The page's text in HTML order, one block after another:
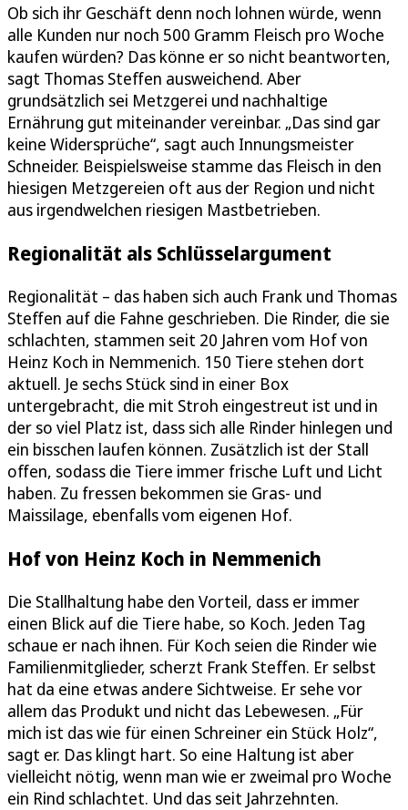
Ob sich ihr Geschäft denn noch lohnen würde, wenn
alle Kunden nur noch 500 Gramm Fleisch pro Woche
kaufen würden? Das könne er so nicht beantworten,
sagt Thomas Steffen ausweichend. Aber
grundsätzlich sei Metzgerei und nachhaltige
Ernährung gut miteinander vereinbar. „Das sind gar
keine Widersprüche“, sagt auch Innungsmeister
Schneider. Beispielsweise stamme das Fleisch in den
hiesigen Metzgereien oft aus der Region und nicht
aus irgendwelchen riesigen Mastbetrieben.
Regionalität als Schlüsselargument
Regionalität – das haben sich auch Frank und Thomas
Steffen auf die Fahne geschrieben. Die Rinder, die sie
schlachten, stammen seit 20 Jahren vom Hof von
Heinz Koch in Nemmenich. 150 Tiere stehen dort
aktuell. Je sechs Stück sind in einer Box
untergebracht, die mit Stroh eingestreut ist und in
der so viel Platz ist, dass sich alle Rinder hinlegen und
ein bisschen laufen können. Zusätzlich ist der Stall
offen, sodass die Tiere immer frische Luft und Licht
haben. Zu fressen bekommen sie Gras- und
Maissilage, ebenfalls vom eigenen Hof.
Hof von Heinz Koch in Nemmenich
Die Stallhaltung habe den Vorteil, dass er immer
einen Blick auf die Tiere habe, so Koch. Jeden Tag
schaue er nach ihnen. Für Koch seien die Rinder wie
Familienmitglieder, scherzt Frank Steffen. Er selbst
hat da eine etwas andere Sichtweise. Er sehe vor
allem das Produkt und nicht das Lebewesen. „Für
mich ist das wie für einen Schreiner ein Stück Holz“,
sagt er. Das klingt hart. So eine Haltung ist aber
vielleicht nötig, wenn man wie er zweimal pro Woche
ein Rind schlachtet. Und das seit Jahrzehnten.